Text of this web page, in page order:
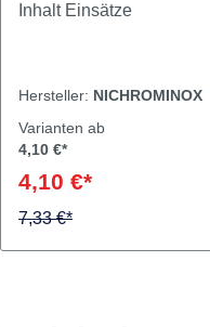
Inhalt Einsätze
Hersteller: NICHROMINOX
Varianten ab
4,10 €*
4,10 €*
7,33 €*